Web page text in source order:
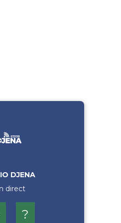
DJENA
direct
?